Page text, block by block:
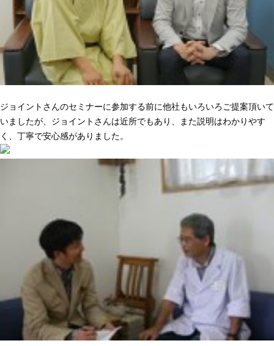
ジョイントさんのセミナーに参加する前に他社もいろいろご提案頂いて
いましたが、ジョイントさんは近所でもあり、また説明はわかりやす
く、丁寧で安心感がありました。